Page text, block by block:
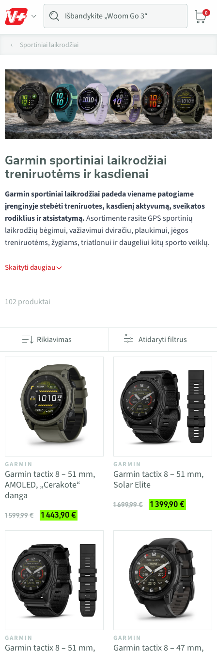
0
Sportiniai laikrodžiai
Garmin sportiniai laikrodžiai
treniruotėms ir kasdienai
Garmin sportiniai laikrodžiai padeda viename patogiame
įrenginyje stebėti treniruotes, kasdienį aktyvumą, sveikatos
rodiklius ir atsistatymą.Asortimente rasite GPS sportinių
laikrodžių bėgimui, važiavimui dviračiu, plaukimui, jėgos
treniruotėms, žygiams, triatlonui ir daugeliui kitų sporto veiklų.
Skaityti daugiau
Produktai kategorijoje Garmin
102 produktai
Rikiavimas Atidaryti filtrus
GARMIN
Garmin tactix 8 – 51 mm,
AMOLED, „Cerakote“
danga
1 599,99 € 1 443,90 €
GARMIN
Garmin tactix 8 – 51 mm,
Solar Elite
1 699,99 € 1 399,90 €
GARMIN
Garmin tactix 8 – 51 mm,
GARMIN
Garmin tactix 8 – 47 mm,